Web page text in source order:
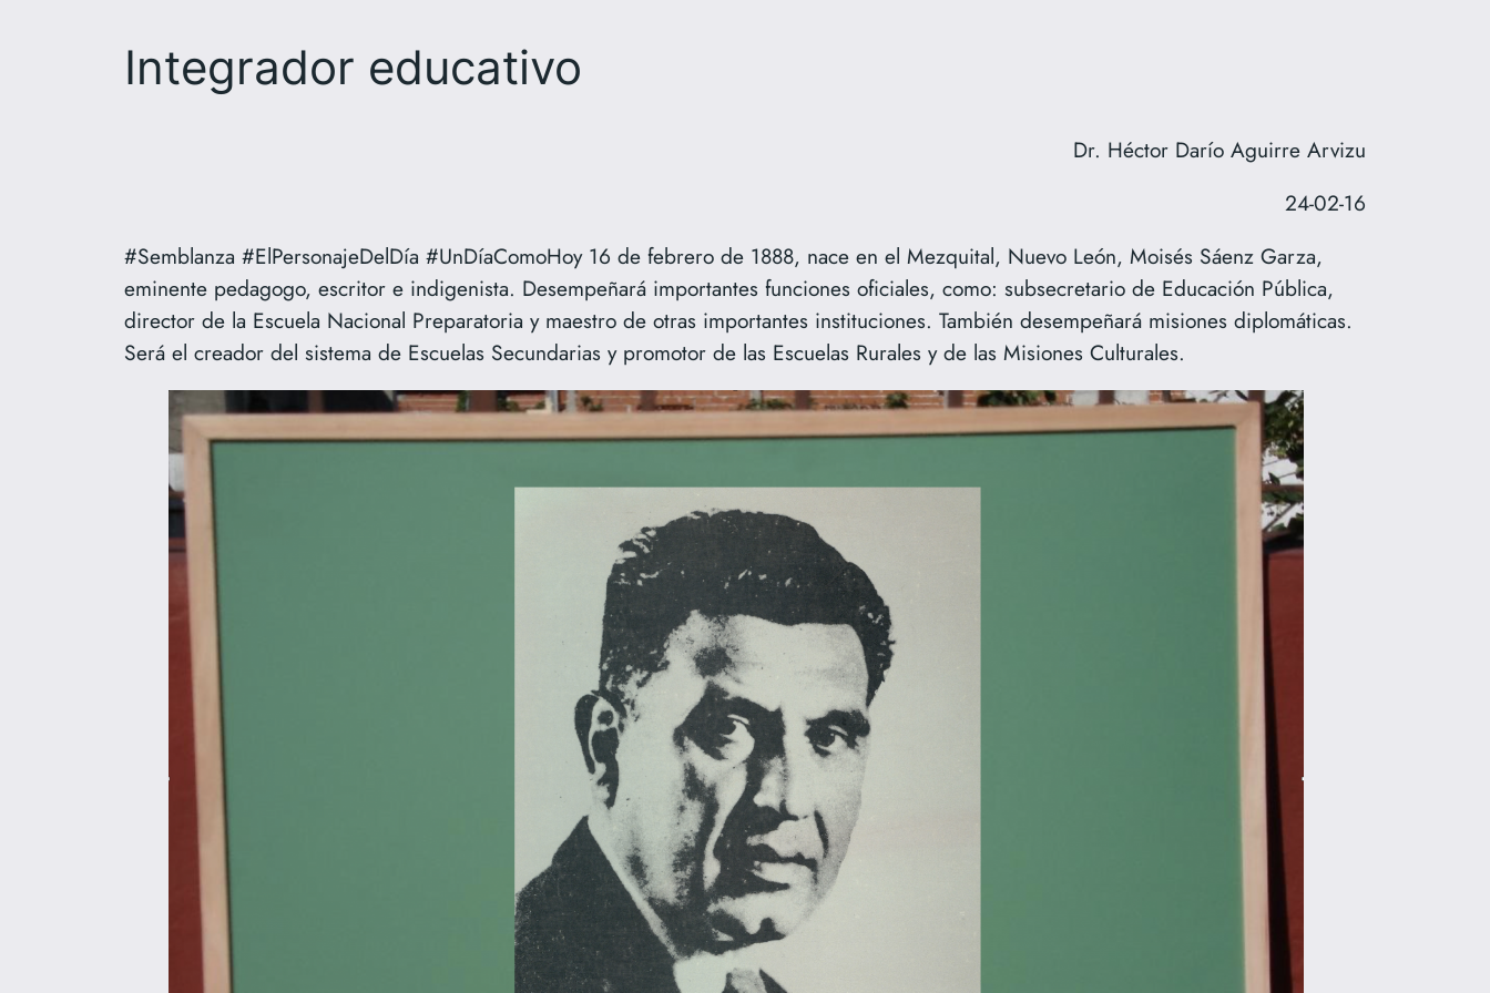
Integrador educativo
Dr. Héctor Darío Aguirre Arvizu
24-02-16
#Semblanza #ElPersonajeDelDía #UnDíaComoHoy 16 de febrero de 1888, nace en el Mezquital, Nuevo León, Moisés Sáenz Garza,
eminente pedagogo, escritor e indigenista. Desempeñará importantes funciones oficiales, como: subsecretario de Educación Pública,
director de la Escuela Nacional Preparatoria y maestro de otras importantes instituciones. También desempeñará misiones diplomáticas.
Será el creador del sistema de Escuelas Secundarias y promotor de las Escuelas Rurales y de las Misiones Culturales.